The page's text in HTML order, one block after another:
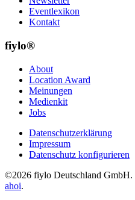
Eventlexikon
Kontakt
fiylo®
About
Location Award
Meinungen
Medienkit
Jobs
Datenschutzerklärung
Impressum
Datenschutz konfigurieren
©2026 fiylo Deutschland
ahoi.